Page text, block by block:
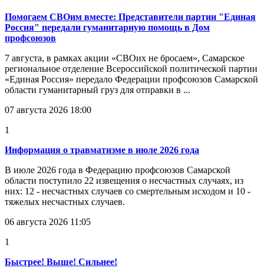
Помогаем СВОим вместе: Представители партии "Единая
Россия" передали гуманитарную помощь в Дом
профсоюзов
7 августа, в рамках акции «СВОих не бросаем», Самарское
региональное отделение Всероссийской политической партии
«Единая Россия» передало Федерации профсоюзов Самарской
области гуманитарный груз для отправки в ...
07 августа 2026 18:00
1
Информация о травматизме в июле 2026 года
В июле 2026 года в Федерацию профсоюзов Самарской
области поступило 22 извещения о несчастных случаях, из
них: 12 - несчастных случаев со смертельным исходом и 10 -
тяжелых несчастных случаев.
06 августа 2026 11:05
1
Быстрее! Выше! Сильнее!